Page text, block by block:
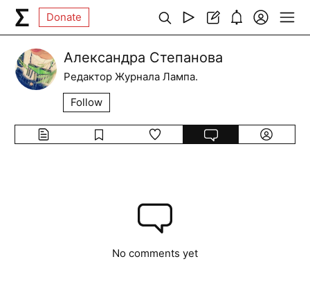
Donate
Александра Степанова
Редактор Журнала Лампа.
Follow
No comments yet